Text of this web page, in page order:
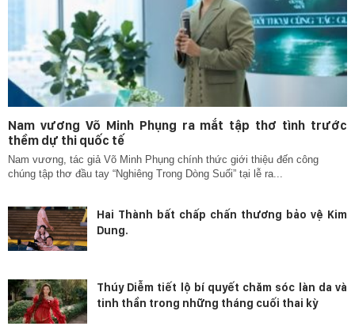
Nam vương Võ Minh Phụng ra mắt tập thơ tình trước
thềm dự thi quốc tế
Nam vương, tác giả Võ Minh Phụng chính thức giới thiệu đến công
chúng tập thơ đầu tay “Nghiêng Trong Dòng Suối” tại lễ ra...
Hai Thành bất chấp chấn thương bảo vệ Kim
Dung.
Thúy Diễm tiết lộ bí quyết chăm sóc làn da và
tinh thần trong những tháng cuối thai kỳ